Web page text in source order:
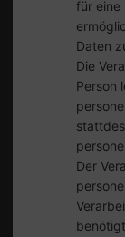
für eine
Daten
Die
Person
Der